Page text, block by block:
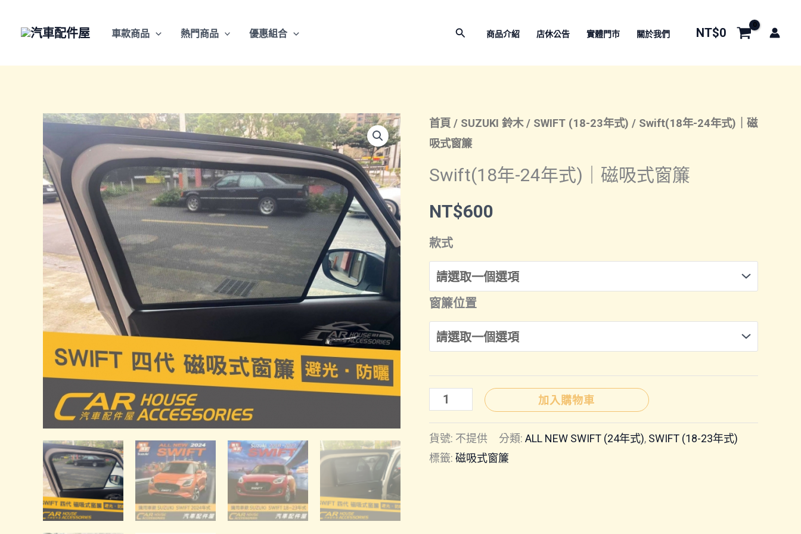
車款商品 熱門商品 優惠組合
搜
商品介紹 店休公告 實體門市 關於我們 NT$0
首頁 / SUZUKI 鈴木/ SWIFT (18-23年式) / Swift(18年-24年式)｜磁
吸式窗簾
Swift(18年-24年式)｜磁吸式窗簾
NT$600
款式
窗簾位置
Swift(18
年-24
年
式)
加入購物車
貨號: 不提供 分類: ALL NEW SWIFT (24年式), SWIFT (18-23年式)
標籤: 磁吸式窗簾